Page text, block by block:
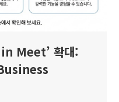
Meet’ 확대: